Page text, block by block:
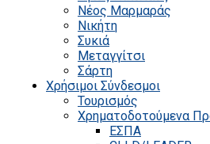
Νέος Μαρμαράς
Νικήτη
Συκιά
Μεταγγίτσι
Σάρτη
Χρήσιμοι Σύνδεσμοι
Τουρισμός
Χρηματοδοτούμενα
ΕΣΠΑ